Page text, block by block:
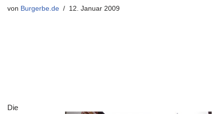
von Burgerbe.de 12. Januar 2009
Die